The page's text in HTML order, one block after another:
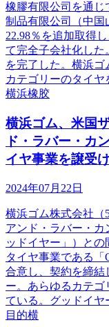
橡膠有限公司を通じ
制品有限公司（中国
22.98％を追加取得
て完全子会社化した
を完了した。横浜
カテゴリーのタイ
横浜橡胶
横浜ゴム、米国
ド・ラバー・カ
イヤ事業を譲受
2024年07月22日
横浜ゴム株式会社（
アンド・ラバー・
ッドイヤー」）と
タイヤ事業である「
合意し、契約を締結
ー。あらゆるカテゴ
ている。グッドイヤ
目的横